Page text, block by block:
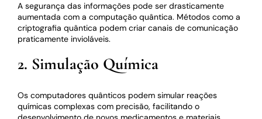
A segurança das informações pode ser drasticamente
aumentada com a computação quântica. Métodos como a
criptografia quântica podem criar canais de comunicação
praticamente invioláveis.
2. Simulação Química
Os computadores quânticos podem simular reações
químicas complexas com precisão, facilitando o